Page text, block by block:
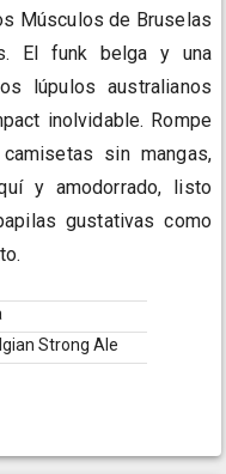
Músculos de Bruselas
El funk belga y una
lúpulos australianos
inolvidable. Rompe
sin mangas,
y amodorrado, listo
gustativas como
Strong Ale